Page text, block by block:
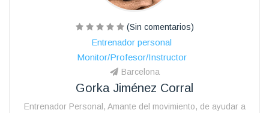
(Sin comentarios)
Entrenador personal
Monitor/Profesor/Instructor
Barcelona
Gorka Jiménez Corral
Entrenador Personal, Amante del movimiento, de ayudar a